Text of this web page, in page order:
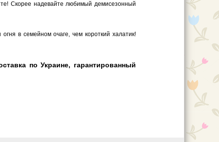
Скорее надевайте любимый демисезонный
в семейном очаге, чем короткий халатик!
по Украине, гарантированный